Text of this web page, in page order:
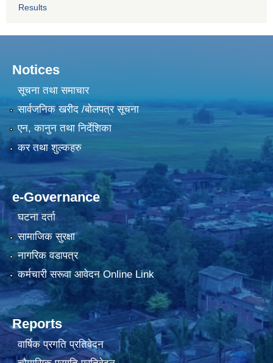
Results
Notices
सूचना तथा समाचार
सार्वजनिक खरीद /बोलपत्र सूचना
एन, कानुन तथा निर्देशिका
कर तथा शुल्कहरु
e-Governance
घटना दर्ता
सामाजिक सुरक्षा
नागरिक वडापत्र
कर्मचारी सरूवा आवेदन Online Link
Reports
वार्षिक प्रगति प्रतिवेदन